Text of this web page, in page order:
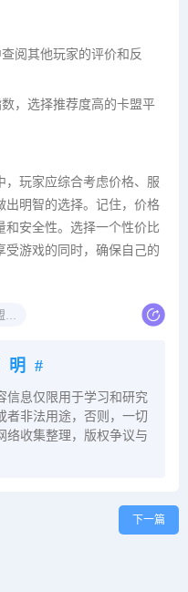
阅其他玩家的评价和反
，选择推荐度高的卡盟平
，玩家应综合考虑价格、服
出明智的选择。记住，价格
和安全性。选择一个性价比
受游戏的同时，确保自己的
明#
信息仅限用于学习和研究
者非法用途，否则，一切
络收集整理，版权争议与
下一篇